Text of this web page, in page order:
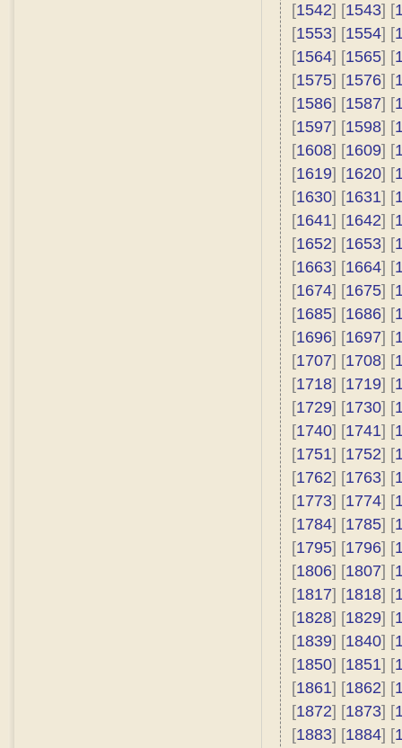
[1542] [1543] [
[1553] [1554] [
[1564] [1565] [
[1575] [1576] [
[1586] [1587] [
[1597] [1598] [
[1608] [1609] [
[1619] [1620] [
[1630] [1631] [
[1641] [1642] [
[1652] [1653] [
[1663] [1664] [
[1674] [1675] [
[1685] [1686] [
[1696] [1697] [
[1707] [1708] [
[1718] [1719] [
[1729] [1730] [
[1740] [1741] [
[1751] [1752] [
[1762] [1763] [
[1773] [1774] [
[1784] [1785] [
[1795] [1796] [
[1806] [1807] [
[1817] [1818] [
[1828] [1829] [
[1839] [1840] [
[1850] [1851] [
[1861] [1862] [
[1872] [1873] [
[1883] [1884] [